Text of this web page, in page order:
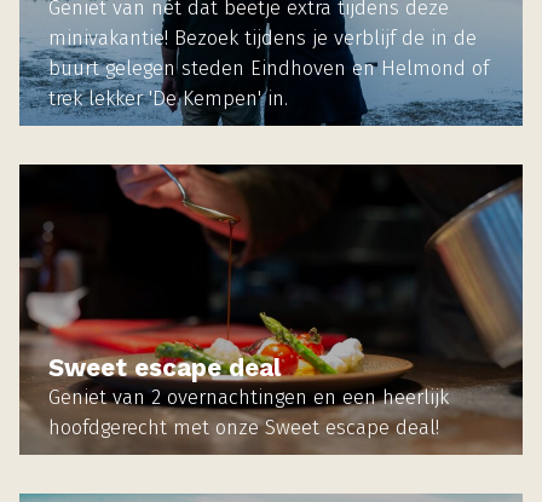
Geniet van nèt dat beetje extra tijdens deze
minivakantie! Bezoek tijdens je verblijf de in de
buurt gelegen steden Eindhoven en Helmond of
trek lekker 'De Kempen' in.
Sweet escape deal
Geniet van 2 overnachtingen en een heerlijk
hoofdgerecht met onze Sweet escape deal!